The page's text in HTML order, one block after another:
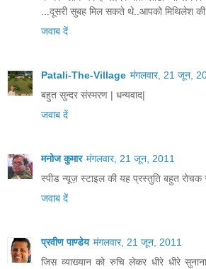
...दूसरी सुबह मिल सकते थे..आपको मिथिलेश
जवाब दें
Patali-The-Village मंगलवार, 21 जून,
बहुत सुन्दर संस्मरण | धन्यवाद|
जवाब दें
मनोज कुमार मंगलवार, 21 जून, 2011
स्पीड न्यूज़ स्टाइल की यह प्रस्तुति बहुत रोचक
जवाब दें
प्रवीण पाण्डेय मंगलवार, 21 जून, 2011
जिस व्याख्यान को रुचि लेकर धीरे धीरे